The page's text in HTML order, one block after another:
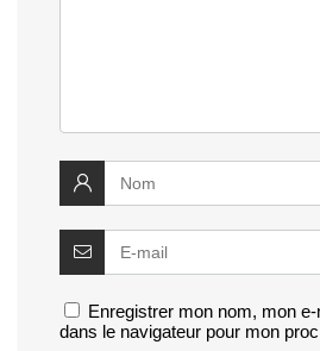
Enregistrer mon nom, mon
dans le navigateur pour mon